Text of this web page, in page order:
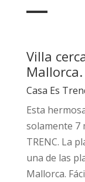
Villa
Mallorca.
Casa Es
Esta
solamente 7
TRENC. La
una de las
Mallorca.